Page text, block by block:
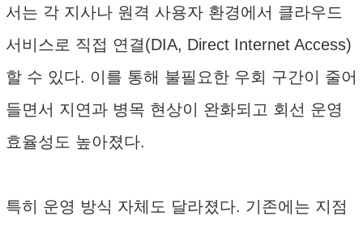
서는 각 지사나 원격 사용자 환경에서 클라우드
서비스로 직접 연결(DIA, Direct Internet Access)
할 수 있다. 이를 통해 불필요한 우회 구간이 줄어
들면서 지연과 병목 현상이 완화되고 회선 운영
효율성도 높아졌다.
특히 운영 방식 자체도 달라졌다. 기존에는 지점